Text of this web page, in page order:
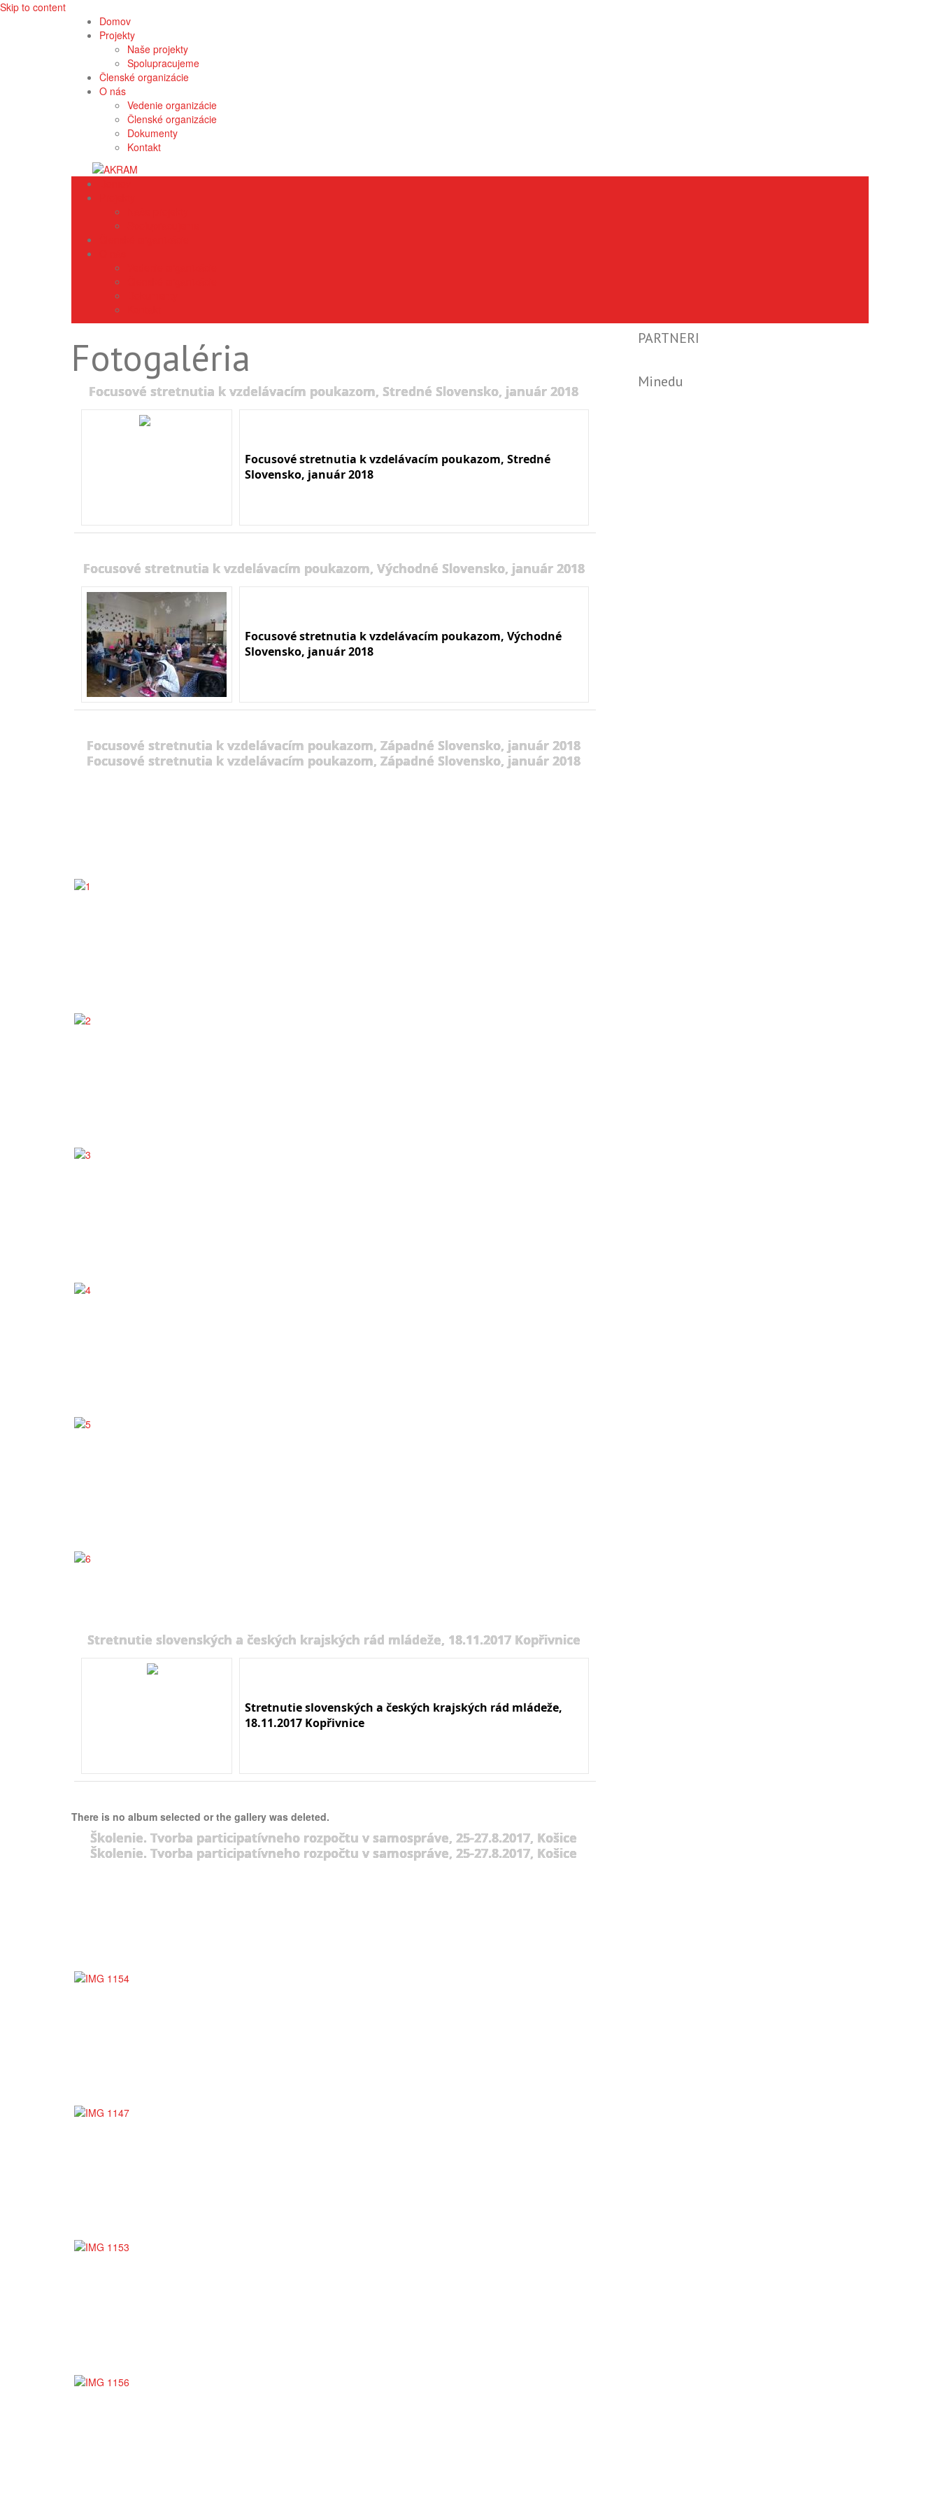
Skip to content
Domov
Projekty
Naše projekty
Spolupracujeme
Členské organizácie
O nás
Vedenie organizácie
Členské organizácie
Dokumenty
Kontakt
Fotogaléria
Focusové stretnutia k vzdelávacím poukazom, Stredné Slovensko, január 2018
Focusové stretnutia k vzdelávacím poukazom, Stredné
Slovensko, január 2018
Focusové stretnutia k vzdelávacím poukazom, Východné Slovensko, január 2018
Focusové stretnutia k vzdelávacím poukazom, Východné
Slovensko, január 2018
Focusové stretnutia k vzdelávacím poukazom, Západné Slovensko, január 2018
Focusové stretnutia k vzdelávacím poukazom, Západné Slovensko, január 2018
Stretnutie slovenských a českých krajských rád mládeže, 18.11.2017 Kopřivnice
Stretnutie slovenských a českých krajských rád mládeže,
18.11.2017 Kopřivnice
There is no album selected or the gallery was deleted.
Školenie. Tvorba participatívneho rozpočtu v samospráve, 25-27.8.2017, Košice
Školenie. Tvorba participatívneho rozpočtu v samospráve, 25-27.8.2017, Košice
PARTNERI
Minedu